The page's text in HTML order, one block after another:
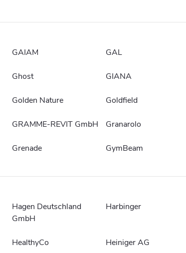
GAIAM GAL
Ghost GIANA
Golden Nature Goldfield
GRAMME-REVIT GmbH Granarolo
Grenade GymBeam
Hagen Deutschland
GmbH
Harbinger
HealthyCo Heiniger AG